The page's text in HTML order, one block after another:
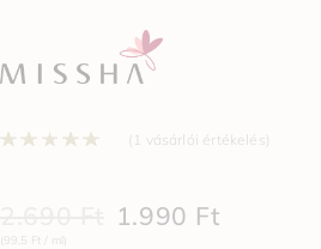
Értékelés5.00az 5-
( 1 vásárlói értékelés)
1.990 Ft
(99,5 Ft / ml)